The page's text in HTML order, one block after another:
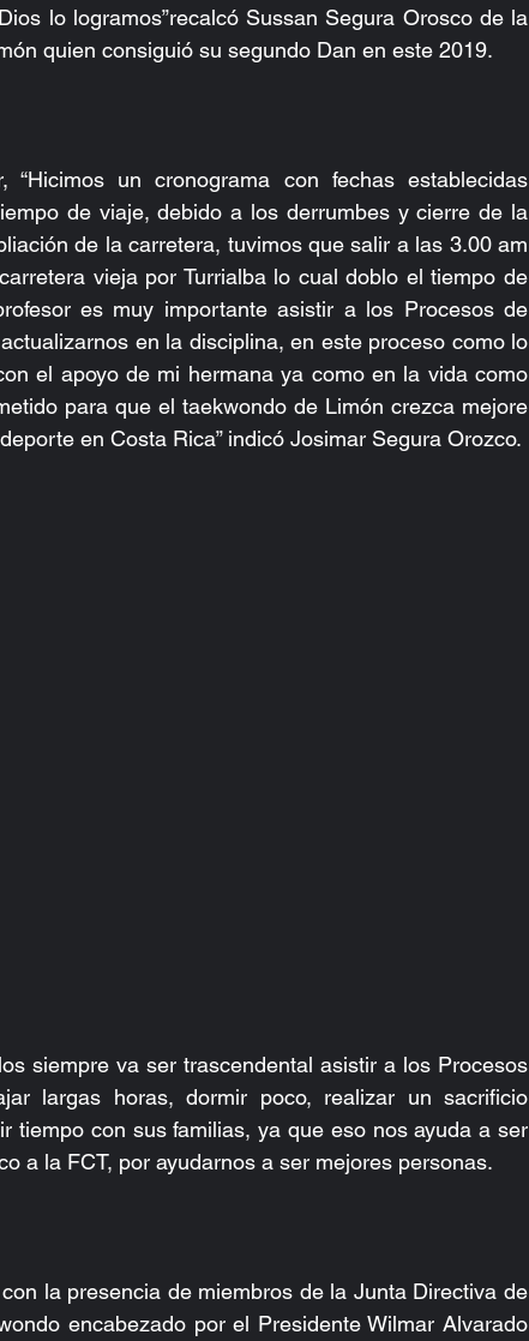
lo logramos”recalcó Sussan Segura Orosco de la
quien consiguió su segundo Dan en este 2019.
un cronograma con fechas establecidas
de viaje, debido a los derrumbes y cierre de la
de la carretera, tuvimos que salir a las 3.00 am
vieja por Turrialba lo cual doblo el tiempo de
es muy importante asistir a los Procesos de
en la disciplina, en este proceso como lo
el apoyo de mi hermana ya como en la vida como
para que el taekwondo de Limón crezca mejore
en Costa Rica” indicó Josimar Segura Orozco.
siempre va ser trascendental asistir a los Procesos
largas horas, dormir poco, realizar un sacrificio
tiempo con sus familias, ya que eso nos ayuda a ser
a la FCT, por ayudarnos a ser mejores personas.
la presencia de miembros de la Junta Directiva de
encabezado por el Presidente Wilmar Alvarado